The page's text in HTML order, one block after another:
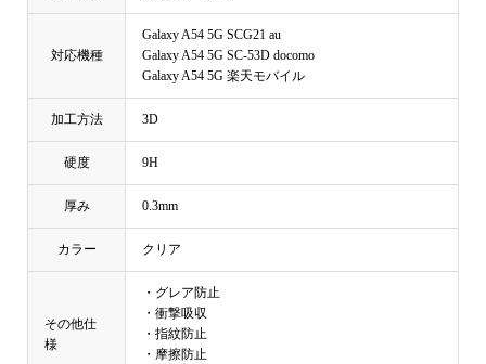
対応機種
Galaxy A54 5G SCG21 au
Galaxy A54 5G SC-53D docomo
Galaxy A54 5G 楽天モバイル
加工方法 3D
硬度 9H
厚み 0.3mm
カラー クリア
その他仕
様
・グレア防止
・衝撃吸収
・指紋防止
・摩擦防止